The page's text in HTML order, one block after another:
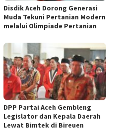
Disdik Aceh Dorong Generasi
Muda Tekuni Pertanian Modern
melalui Olimpiade Pertanian
DPP Partai Aceh Gembleng
Legislator dan Kepala Daerah
Lewat Bimtek di Bireuen